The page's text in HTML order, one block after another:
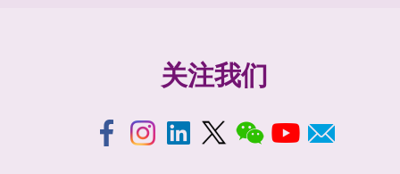
关注我们